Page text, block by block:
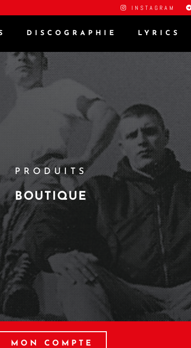
INSTAGRAM
DISCOGRAPHIE LYRICS
PRODUITS
BOUTIQUE
MON COMPTE